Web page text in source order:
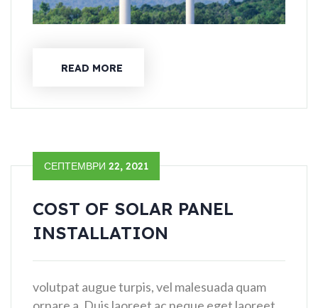
READ MORE
СЕПТЕМВРИ 22, 2021
COST OF SOLAR PANEL
INSTALLATION
volutpat augue turpis, vel malesuada quam